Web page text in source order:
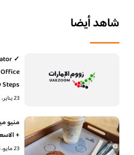
شاهد أيضا
✓
Steps
23 يناير، 2024
+
23 مايو، 2023